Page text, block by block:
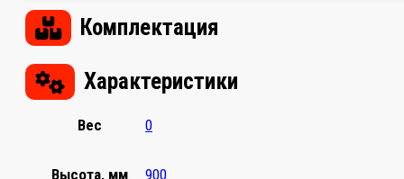
Комплектация
Характеристики
Вес 0
Высота, мм 900